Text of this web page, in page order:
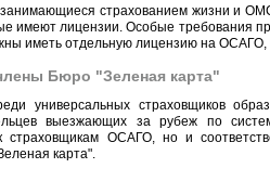
страхованием жизни и
имеют лицензии. Особые требования
иметь отдельную лицензию на ОСАГО,
Бюро "Зеленая карта"
универсальных страховщиков
выезжающих за рубеж по
страховщикам ОСАГО, но и
карта".